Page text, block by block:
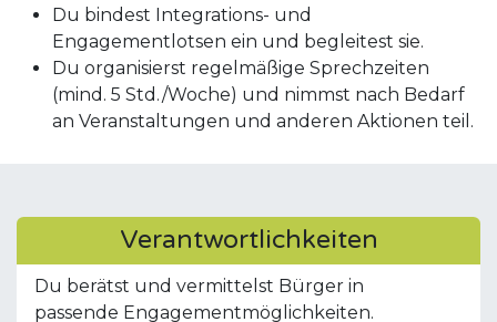
Du bindest Integrations- und
Engagementlotsen ein und begleitest sie.
Du organisierst regelmäßige Sprechzeiten
(mind. 5 Std./Woche) und nimmst nach Bedarf
an Veranstaltungen und anderen Aktionen teil.
Verantwortlichkeiten
Du berätst und vermittelst Bürger in
passende Engagementmöglichkeiten.